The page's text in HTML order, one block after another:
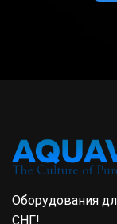
Оборудования
СНГ!